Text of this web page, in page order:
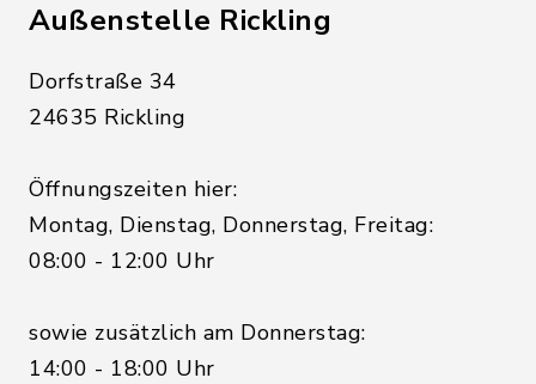
Außenstelle Rickling
Dorfstraße 34
24635 Rickling
Öffnungszeiten hier:
Montag, Dienstag, Donnerstag, Freitag:
08:00 - 12:00 Uhr
sowie zusätzlich am Donnerstag:
14:00 - 18:00 Uhr